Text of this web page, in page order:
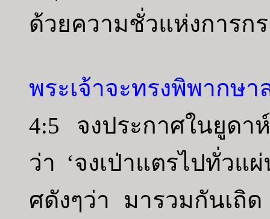
ด้วยความชั่วแห่งการก
พระเจ้าจะทรงพิพากษ
4:5 จงประกาศในยูดา
ว่า ‘จงเป่าแตรไปทั่วแ
ศดังๆว่า มารวมกันเถิด